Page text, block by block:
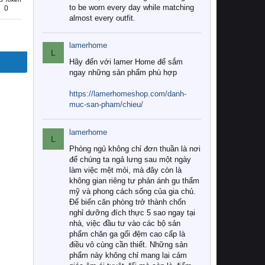
0
to be worn every day while matching
almost every outfit.
L
lamerhome
Hãy đến với lamer Home để sắm
ngay những sản phẩm phù hợp
https://lamerhomeshop.com/danh-
muc-san-pham/chieu/
L
lamerhome
Phòng ngủ không chỉ đơn thuần là nơi
để chúng ta ngả lưng sau một ngày
làm việc mệt mỏi, mà đây còn là
không gian riêng tư phản ánh gu thẩm
mỹ và phong cách sống của gia chủ.
Để biến căn phòng trở thành chốn
nghỉ dưỡng đích thực 5 sao ngay tại
nhà, việc đầu tư vào các bộ sản
phẩm chăn ga gối đệm cao cấp là
điều vô cùng cần thiết. Những sản
phẩm này không chỉ mang lại cảm